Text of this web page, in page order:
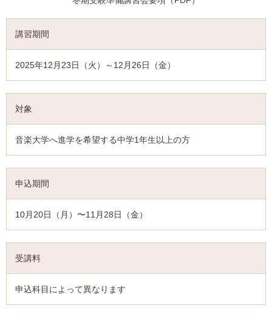
講習期間
2025年12月23日（火）～12月26日（金）
対象
音楽大学へ進学を希望する中学1年生以上の方
申込期間
10月20日（月）〜11月28日（金）
受講料
申込科目によって異なります